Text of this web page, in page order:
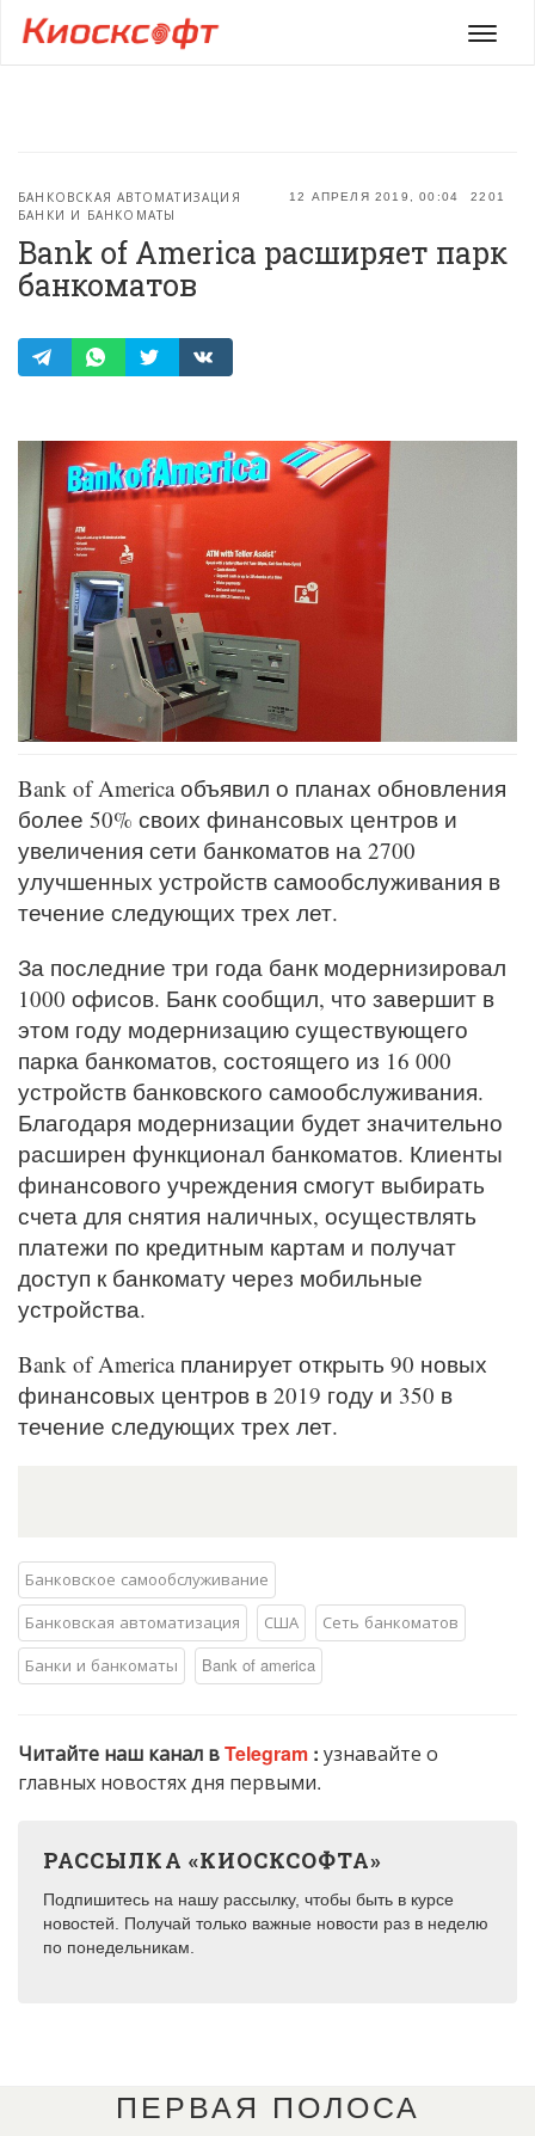
Меню
12 АПРЕЛЯ 2019, 00:04 2201
БАНКОВСКАЯ АВТОМАТИЗАЦИЯ
БАНКИ И БАНКОМАТЫ
Bank of America расширяет парк
банкоматов
Bank of America объявил о планах обновления
более 50% своих финансовых центров и
увеличения сети банкоматов на 2700
улучшенных устройств самообслуживания в
течение следующих трех лет.
За последние три года банк модернизировал
1000 офисов. Банк сообщил, что завершит в
этом году модернизацию существующего
парка банкоматов, состоящего из 16 000
устройств банковского самообслуживания.
Благодаря модернизации будет значительно
расширен функционал банкоматов. Клиенты
финансового учреждения смогут выбирать
счета для снятия наличных, осуществлять
платежи по кредитным картам и получат
доступ к банкомату через мобильные
устройства.
Bank of America планирует открыть 90 новых
финансовых центров в 2019 году и 350 в
течение следующих трех лет.
Банковское самообслуживание
Банковская автоматизация
США
Сеть банкоматов
Банки и банкоматы
Bank of america
Читайте наш канал вTelegram : узнавайте о
главных новостях дня первыми.
РАССЫЛКА «КИОСКСОФТА»
Подпишитесь на нашу рассылку, чтобы быть в курсе
новостей. Получай только важные новости раз в неделю
по понедельникам.
ПЕРВАЯ ПОЛОСА